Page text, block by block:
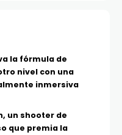
la fórmula de
nivel con una
inmersiva
un shooter de
que premia la